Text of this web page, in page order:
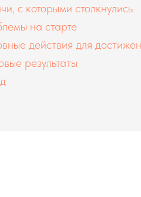
с которыми столкнулись
на старте
действия для
результаты